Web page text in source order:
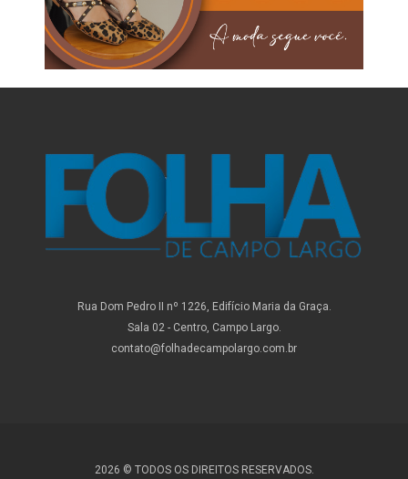
Rua Dom Pedro II nº 1226, Edifício Maria da Graça.
Sala 02 - Centro, Campo Largo.
contato@folhadecampolargo.com.br
2026 © TODOS OS DIREITOS RESERVADOS.